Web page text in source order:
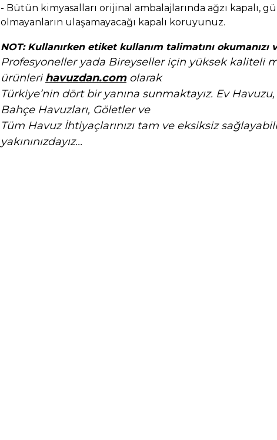
- Bütün kimyasalları orijinal ambalajlarında ağzı kapalı,
olmayanların ulaşamayacağı kapalı koruyunuz.
NOT: Kullanırken etiket kullanım talimatını okumanızı
Profesyoneller yada Bireyseller için yüksek kaliteli
ürünlerihavuzdan.comolarak
Türkiye’nin dört bir yanına sunmaktayız. Ev
Bahçe Havuzları, Göletler ve
Tüm Havuz İhtiyaçlarınızı tam ve eksiksiz
yakınınızdayız...